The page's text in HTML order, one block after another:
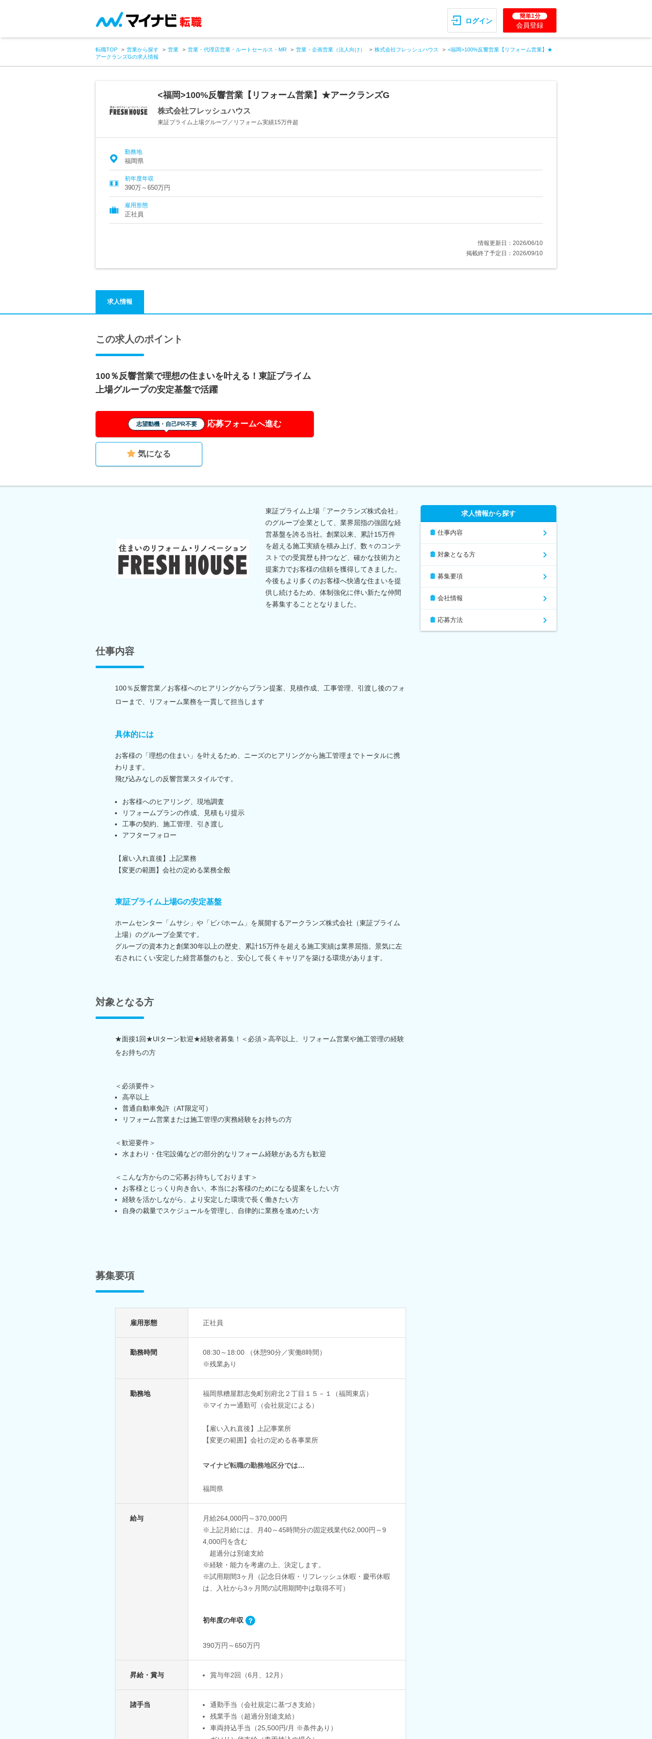
ログイン
簡単1分
会員登録
転職TOP 営業から探す 営業 営業・代理店営業・ルートセールス・MR 営業・企画営業（法人向け） 株式会社フレッシュハウス
<福岡>100%反響営業【リフォーム営業】★
アークランズGの求人情報
<福岡>100%反響営業【リフォーム営業】★アークランズG
株式会社フレッシュハウス
東証プライム上場グループ／リフォーム実績15万件超
勤務地
福岡県
初年度年収
390万～650万円
雇用形態
正社員
情報更新日：2026/06/10
掲載終了予定日：2026/09/10
求人情報
この求人のポイント
100％反響営業で理想の住まいを叶える！東証プライム
上場グループの安定基盤で活躍
志望動機・自己PR不要 応募フォームへ進む
気になる
東証プライム上場「アークランズ株式会社」
のグループ企業として、業界屈指の強固な経
営基盤を誇る当社。創業以来、累計15万件
を超える施工実績を積み上げ、数々のコンテ
ストでの受賞歴も持つなど、確かな技術力と
提案力でお客様の信頼を獲得してきました。
今後もより多くのお客様へ快適な住まいを提
供し続けるため、体制強化に伴い新たな仲間
を募集することとなりました。
仕事内容
100％反響営業／お客様へのヒアリングからプラン提案、見積作成、工事管理、引渡し後のフォ
ローまで、リフォーム業務を一貫して担当します
具体的には
お客様の「理想の住まい」を叶えるため、ニーズのヒアリングから施工管理までトータルに携
わります。
飛び込みなしの反響営業スタイルです。
お客様へのヒアリング、現地調査
リフォームプランの作成、見積もり提示
工事の契約、施工管理、引き渡し
アフターフォロー
【雇い入れ直後】上記業務
【変更の範囲】会社の定める業務全般
東証プライム上場Gの安定基盤
ホームセンター「ムサシ」や「ビバホーム」を展開するアークランズ株式会社（東証プライム
上場）のグループ企業です。
グループの資本力と創業30年以上の歴史、累計15万件を超える施工実績は業界屈指。景気に左
右されにくい安定した経営基盤のもと、安心して長くキャリアを築ける環境があります。
対象となる方
★面接1回★UIターン歓迎★経験者募集！＜必須＞高卒以上、リフォーム営業や施工管理の経験
をお持ちの方
＜必須要件＞
高卒以上
普通自動車免許（AT限定可）
リフォーム営業または施工管理の実務経験をお持ちの方
＜歓迎要件＞
水まわり・住宅設備などの部分的なリフォーム経験がある方も歓迎
＜こんな方からのご応募お待ちしております＞
お客様とじっくり向き合い、本当にお客様のためになる提案をしたい方
経験を活かしながら、より安定した環境で長く働きたい方
自身の裁量でスケジュールを管理し、自律的に業務を進めたい方
募集要項
雇用形態 正社員
勤務時間
08:30～18:00 （休憩90分／実働8時間）
※残業あり
勤務地
福岡県糟屋郡志免町別府北２丁目１５－１（福岡東店）
※マイカー通勤可（会社規定による）
【雇い入れ直後】上記事業所
【変更の範囲】会社の定める各事業所
マイナビ転職の勤務地区分では…
福岡県
給与
月給264,000円～370,000円
※上記月給には、月40～45時間分の固定残業代62,000円～9
4,000円を含む
超過分は別途支給
※経験・能力を考慮の上、決定します。
※試用期間3ヶ月（記念日休暇・リフレッシュ休暇・慶弔休暇
は、入社から3ヶ月間の試用期間中は取得不可）
初年度の年収
390万円～650万円
昇給・賞与 賞与年2回（6月、12月）
諸手当
通勤手当（会社規定に基づき支給）
残業手当（超過分別途支給）
車両持込手当（25,500円/月 ※条件あり）
求人情報から探す
仕事内容
対象となる方
募集要項
会社情報
応募方法